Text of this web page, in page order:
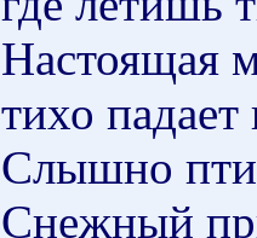
Настоящая
тихо падает
Слышно
Снежный